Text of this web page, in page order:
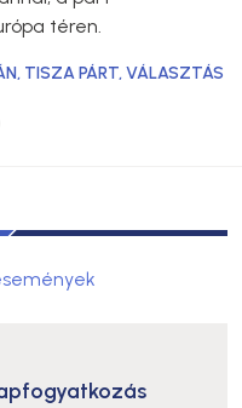
téren.
, TISZA PÁRT,VÁLASZTÁS